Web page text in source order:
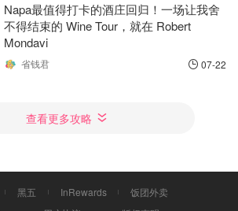
Napa最值得打卡的酒庄回归！一场让我舍
不得结束的 Wine Tour，就在 Robert
Mondavi
省钱君 07-22
查看更多攻略
黑五 InRewards
饭团外卖